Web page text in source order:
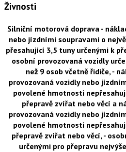
Živnosti
Silniční motorová doprava -
nebo jízdními soupravami o
přesahující 3,5 tuny určenými k
osobní provozovaná vozidly
než 9 osob včetně řidiče, -
provozovaná vozidly nebo
povolené hmotnosti
přepravě zvířat nebo věcí a
provozovaná vozidly nebo
povolené hmotnosti
přepravě zvířat nebo věcí, -
určenými pro přepravu